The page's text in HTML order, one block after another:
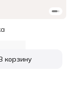
корзину